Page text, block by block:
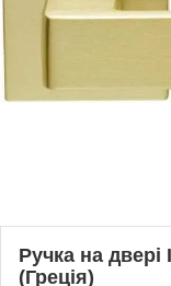
Ручка на
(Греція)